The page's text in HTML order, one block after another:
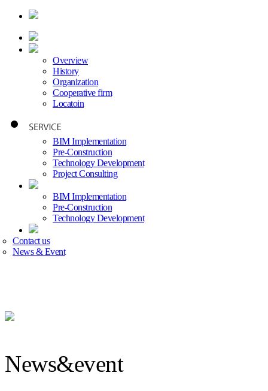
Overview
History
Organization
Cooperative firm
Locatoin
BIM Implementation
Pre-Construction
Technology Development
Project Consulting
BIM Implementation
Pre-Construction
Technology Development
Contact us
News & Event
News&event